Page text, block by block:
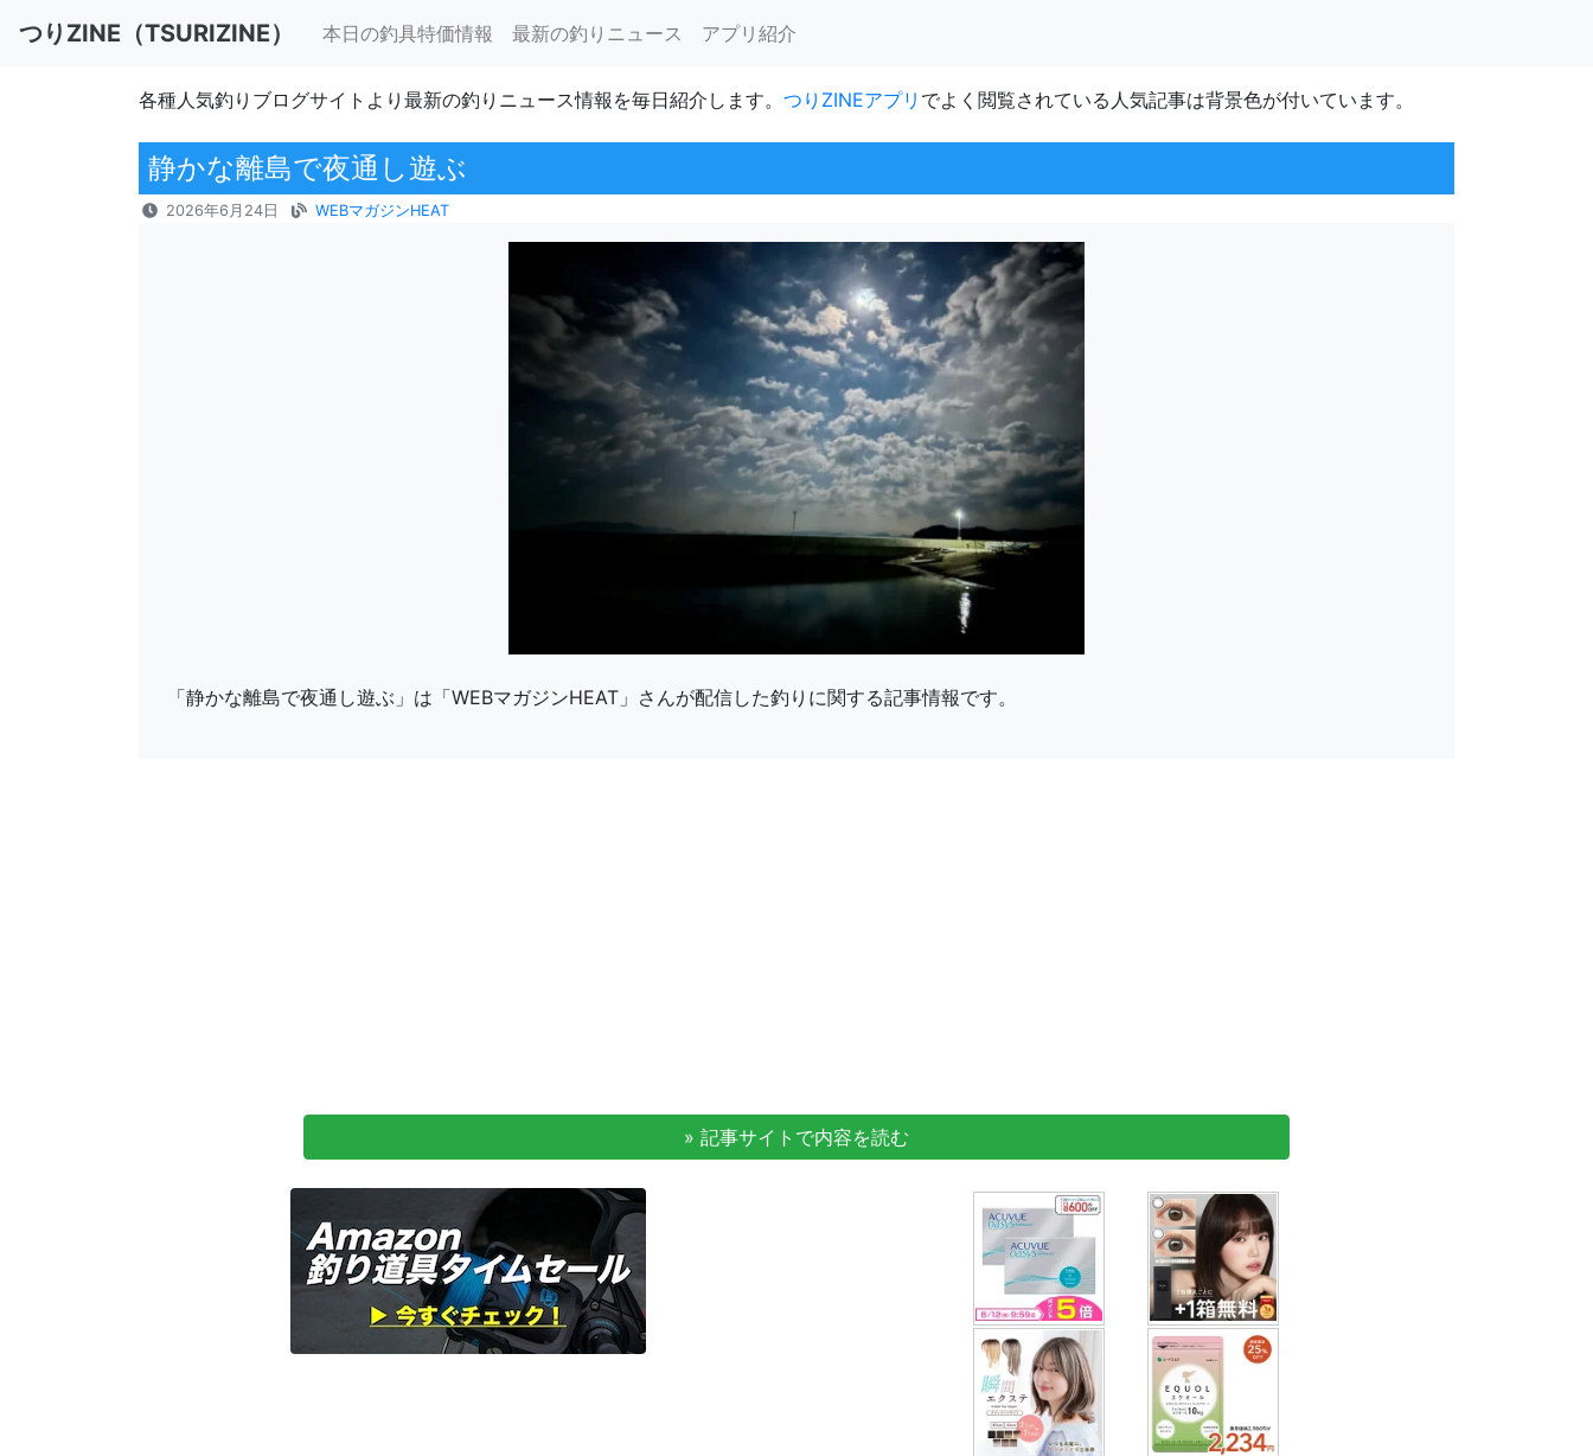
つりZINE（TSURIZINE） 本日の釣具特価情報 最新の釣りニュース アプリ紹介
各種人気釣りブログサイトより最新の釣りニュース情報を毎日紹介します。 つりZINEアプリ でよく閲覧されている人気記事は背景色が付いています。
静かな離島で夜通し遊ぶ
2026年6月24日 WEBマガジンHEAT
「静かな離島で夜通し遊ぶ」は「WEBマガジンHEAT」さんが配信した釣りに関する記事情報です。
» 記事サイトで内容を読む